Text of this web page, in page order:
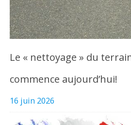
Le « nettoyage » du
commence aujourd’hui!
16 juin 2026